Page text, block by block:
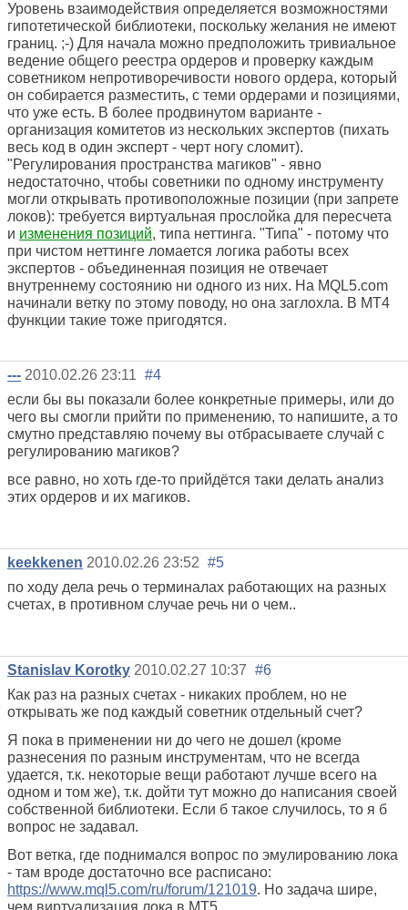
Уровень взаимодействия определяется возможностями
гипотетической библиотеки, поскольку желания не имеют
границ. ;-) Для начала можно предположить тривиальное
ведение общего реестра ордеров и проверку каждым
советником непротиворечивости нового ордера, который
он собирается разместить, с теми ордерами и позициями,
что уже есть. В более продвинутом варианте -
организация комитетов из нескольких экспертов (пихать
весь код в один эксперт - черт ногу сломит).
"Регулирования пространства магиков" - явно
недостаточно, чтобы советники по одному инструменту
могли открывать противоположные позиции (при запрете
локов): требуется виртуальная прослойка для пересчета
и изменения позиций, типа неттинга. "Типа" - потому что
при чистом неттинге ломается логика работы всех
экспертов - объединенная позиция не отвечает
внутреннему состоянию ни одного из них. На MQL5.com
начинали ветку по этому поводу, но она заглохла. В МТ4
функции такие тоже пригодятся.
--- 2010.02.26 23:11 #4
если бы вы показали более конкретные примеры, или до
чего вы смогли прийти по применению, то напишите, а то
смутно представляю почему вы отбрасываете случай с
регулированию магиков?
все равно, но хоть где-то прийдётся таки делать анализ
этих ордеров и их магиков.
keekkenen 2010.02.26 23:52 #5
по ходу дела речь о терминалах работающих на разных
счетах, в противном случае речь ни о чем..
Stanislav Korotky 2010.02.27 10:37 #6
Как раз на разных счетах - никаких проблем, но не
открывать же под каждый советник отдельный счет?
Я пока в применении ни до чего не дошел (кроме
разнесения по разным инструментам, что не всегда
удается, т.к. некоторые вещи работают лучше всего на
одном и том же), т.к. дойти тут можно до написания своей
собственной библиотеки. Если б такое случилось, то я б
вопрос не задавал.
Вот ветка, где поднимался вопрос по эмулированию лока
- там вроде достаточно все расписано:
https://www.mql5.com/ru/forum/121019. Но задача шире,
чем виртуализация лока в МТ5.